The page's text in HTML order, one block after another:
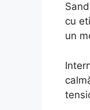
cu
un